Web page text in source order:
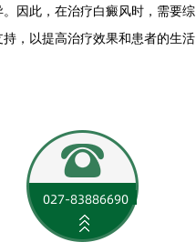
因此，在治疗白癜风时，需要综
，以提高治疗效果和患者的生活